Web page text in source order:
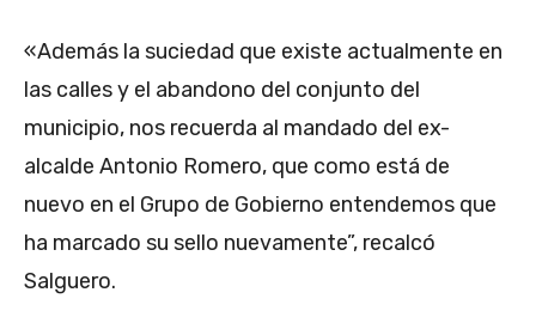
«Además la suciedad que existe actualmente en
las calles y el abandono del conjunto del
municipio, nos recuerda al mandado del ex-
alcalde Antonio Romero, que como está de
nuevo en el Grupo de Gobierno entendemos que
ha marcado su sello nuevamente”, recalcó
Salguero.